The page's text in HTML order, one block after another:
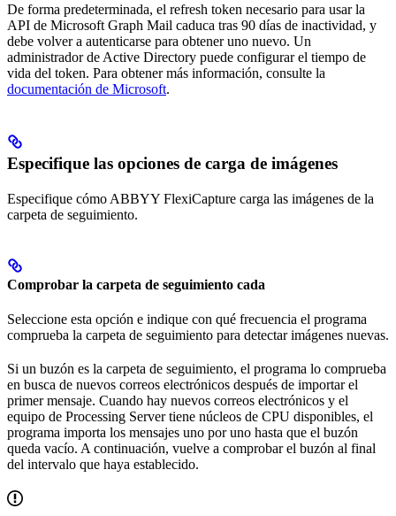
De forma predeterminada, el refresh token necesario para usar la
API de Microsoft Graph Mail caduca tras 90 días de inactividad, y
debe volver a autenticarse para obtener uno nuevo. Un
administrador de Active Directory puede configurar el tiempo de
vida del token. Para obtener más información, consulte la
documentación de Microsoft.
Especifique las opciones de carga de imágenes
Especifique cómo ABBYY FlexiCapture carga las imágenes de la
carpeta de seguimiento.
Comprobar la carpeta de seguimiento cada
Seleccione esta opción e indique con qué frecuencia el programa
comprueba la carpeta de seguimiento para detectar imágenes nuevas.
Si un buzón es la carpeta de seguimiento, el programa lo comprueba
en busca de nuevos correos electrónicos después de importar el
primer mensaje. Cuando hay nuevos correos electrónicos y el
equipo de Processing Server tiene núcleos de CPU disponibles, el
programa importa los mensajes uno por uno hasta que el buzón
queda vacío. A continuación, vuelve a comprobar el buzón al final
del intervalo que haya establecido.